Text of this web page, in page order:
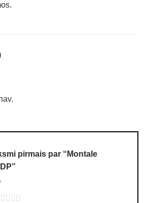
pirmais par “Montale